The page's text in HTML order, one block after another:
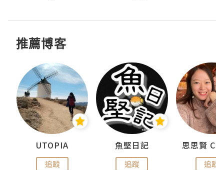
推薦博客
UTOPIA
追蹤
魚堅日記
追蹤 追蹤